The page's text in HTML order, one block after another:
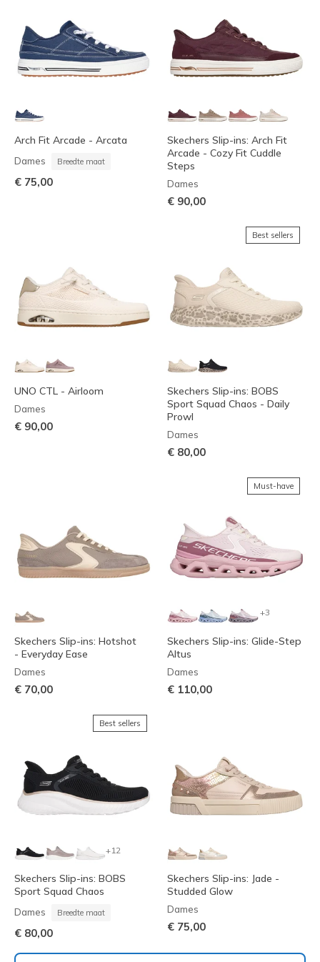
Arch Fit Arcade - Arcata
Dames Breedte maat
€ 75,00
Skechers Slip-ins: Arch Fit
Arcade - Cozy Fit Cuddle
Steps
Dames
€ 90,00
UNO CTL - Airloom
Dames
€ 90,00
Best sellers
Skechers Slip-ins: BOBS
Sport Squad Chaos - Daily
Prowl
Dames
€ 80,00
Skechers Slip-ins: Hotshot
- Everyday Ease
Dames
€ 70,00
Must-have
+3
Skechers Slip-ins: Glide-Step
Altus
Dames
€ 110,00
Best sellers
+12
Skechers Slip-ins: BOBS
Sport Squad Chaos
Dames Breedte maat
€ 80,00
Skechers Slip-ins: Jade -
Studded Glow
Dames
€ 75,00